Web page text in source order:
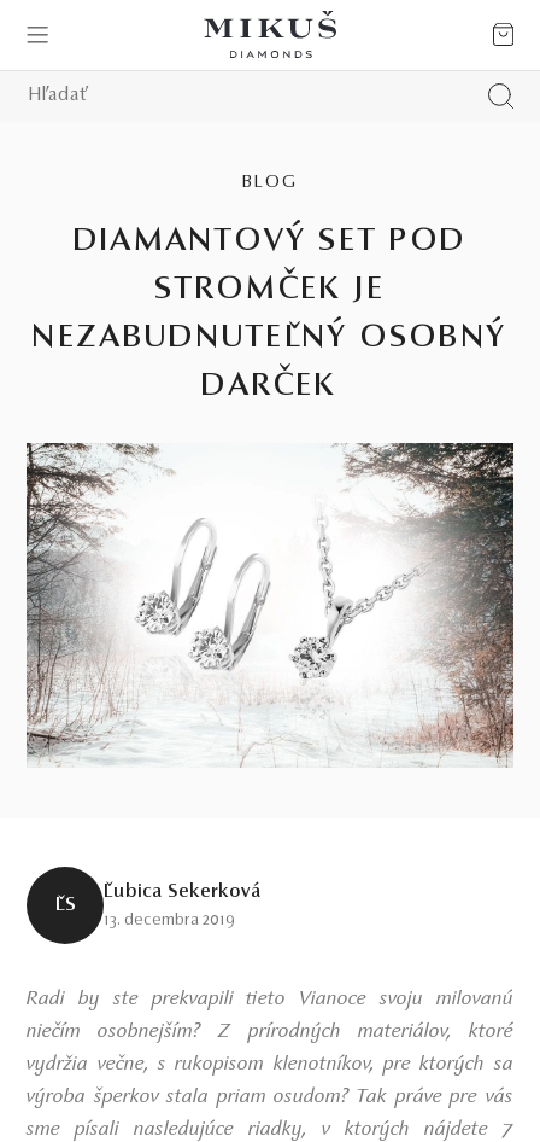
BLOG
DIAMANTOVÝ SET POD
STROMČEK JE
NEZABUDNUTEĽNÝ OSOBNÝ
DARČEK
ĽS
Ľubica Sekerková
13. decembra 2019
Radi by ste prekvapili tieto Vianoce svoju milovanú
niečím osobnejším? Z prírodných materiálov, ktoré
vydržia večne, s rukopisom klenotníkov, pre ktorých sa
výroba šperkov stala priam osudom? Tak práve pre vás
sme písali nasledujúce riadky, v ktorých nájdete 7